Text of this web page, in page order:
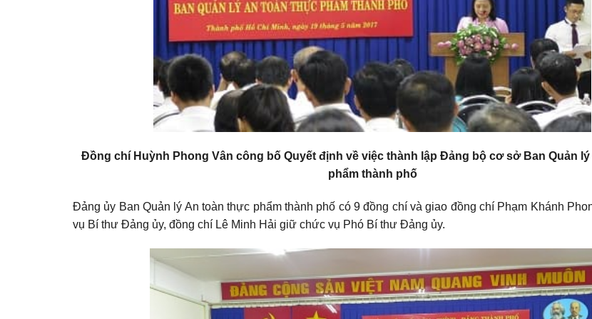
Đồng chí Huỳnh Phong Vân công bố Quyết định về việc thành lập Đảng bộ cơ sở Ban Quản
phẩm thành phố
Đảng ủy Ban Quản lý An toàn thực phẩm thành phố có 9 đồng chí và giao đồng chí Phạm Khánh
vụ Bí thư Đảng ủy, đồng chí Lê Minh Hải giữ chức vụ Phó Bí thư Đảng ủy.